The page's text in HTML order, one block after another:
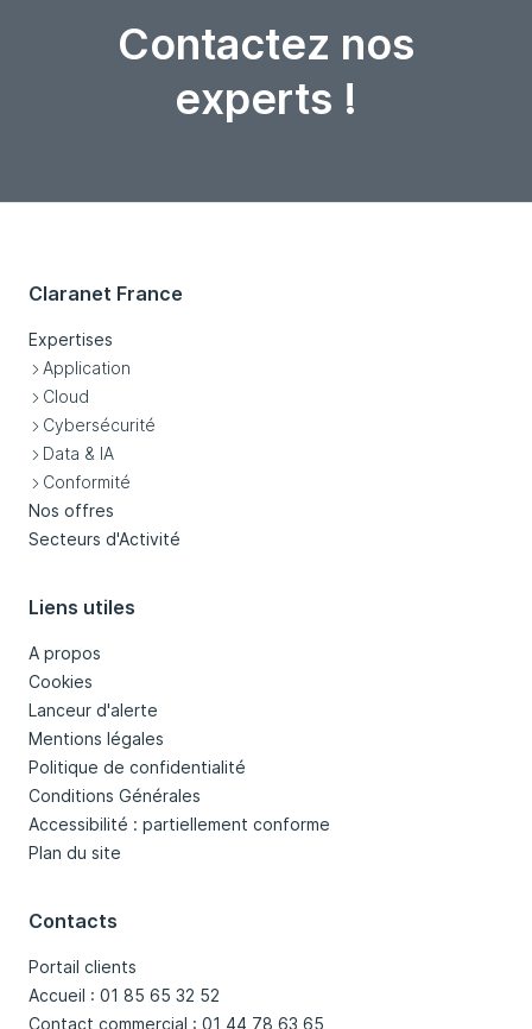
Contactez nos
experts !
Claranet France
Expertises
Application
Cloud
Cybersécurité
Data & IA
Conformité
Nos offres
Secteurs d'Activité
Liens utiles
A propos
Cookies
Lanceur d'alerte
Mentions légales
Politique de confidentialité
Conditions Générales
Accessibilité : partiellement conforme
Plan du site
Contacts
Portail clients
Accueil : 01 85 65 32 52
Contact commercial : 01 44 78 63 65